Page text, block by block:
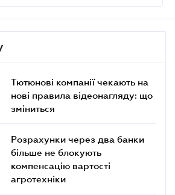
Тютюнові компанії чекають на
нові правила відеонагляду: що
зміниться
Розрахунки через два банки
більше не блокують
компенсацію вартості
агротехніки